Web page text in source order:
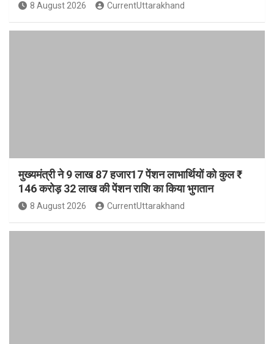
8 August 2026 CurrentUttarakhand
मुख्यमंत्री ने 9 लाख 87 हजार17 पेंशन लाभार्थियों को कुल ₹
146 करोड़ 32 लाख की पेंशन राशि का किया भुगतान
8 August 2026 CurrentUttarakhand